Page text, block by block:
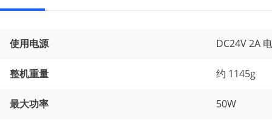
使用电源 DC24V 2A
整机重量 约 1145g
最大功率 50W